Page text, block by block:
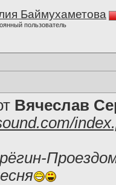
Баймухаметова
пользователь
Вячеслав